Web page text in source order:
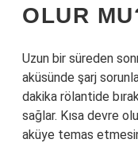
OLUR
Uzun bir süreden
aküsünde şarj
dakika rölantide
sağlar. Kısa devre
aküye temas